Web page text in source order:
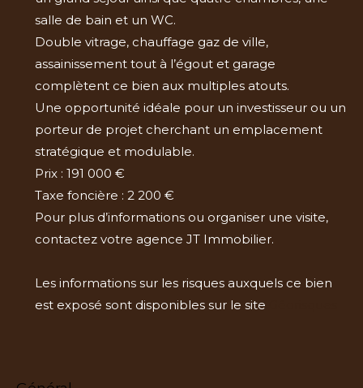
salle de bain et un WC.
Double vitrage, chauffage gaz de ville,
assainissement tout à l’égout et garage
complètent ce bien aux multiples atouts.
Une opportunité idéale pour un investisseur ou un
porteur de projet cherchant un emplacement
stratégique et modulable.
Prix : 191 000 €
Taxe foncière : 2 200 €
Pour plus d’informations ou organiser une visite,
contactez votre agence JT Immobilier.
Les informations sur les risques auxquels ce bien
est exposé sont disponibles sur le site